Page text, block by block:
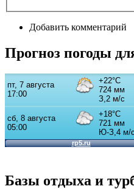
Добавить комментарий
Прогноз погоды
Базы отдыха и